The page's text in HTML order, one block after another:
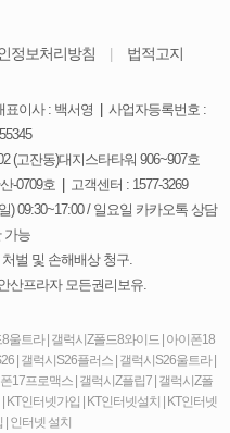
정보처리방침 법적고지
표이사 : 백서영
사업자등록번호 :
(고잔동)대지스타타워 906~907호
-0709호
고객센터 : 1577-3269
) 09:30~17:00 / 일요일 카카오톡 상담
가능
벌 및 손해배상 청구.
산프라자 모든권리보유.
울트라 | 갤럭시Z폴드8와이드 | 아이폰18
| 갤럭시S26플러스 | 갤럭시S26울트라 |
17프로맥스 | 갤럭시Z플립7 | 갤럭시Z폴
KT인터넷가입 | KT인터넷설치 | KT인터넷
| 인터넷 설치